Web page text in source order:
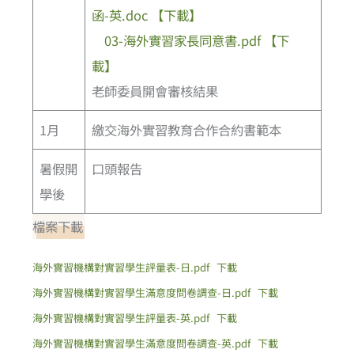
函-英.doc 【下載】
03-海外實習家長同意書.pdf 【下
載】
老師委員開會審核結果
1月 繳交海外實習教育合作合約書範本
暑假開
學後
口頭報告
檔案下載
海外實習機構對實習學生評量表-日.pdf 下載
海外實習機構對實習學生滿意度問卷調查-日.pdf 下載
海外實習機構對實習學生評量表-英.pdf 下載
海外實習機構對實習學生滿意度問卷調查-英.pdf 下載